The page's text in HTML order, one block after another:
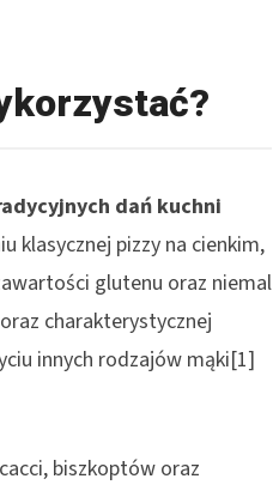
dań kuchni
klasycznej pizzy na cienkim,
glutenu oraz niemal
charakterystycznej
innych rodzajów mąki[1]
biszkoptów oraz